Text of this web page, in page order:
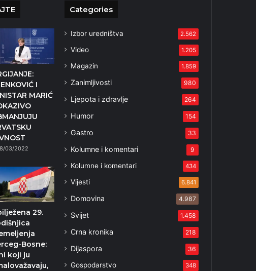
I
MARIĆ
03/2022
29.
Bosne:
koji ju
Categories
Izbor uredništva 2.562
Video 1.205
Magazin 1.859
Zanimljivosti 980
Ljepota i zdravlje 264
Humor 154
Gastro 33
Kolumne i komentari 9
Kolumne i komentari 434
Vijesti 6.841
Domovina 4.987
Svijet 1.458
Crna kronika 218
Dijaspora 36
Gospodarstvo 348